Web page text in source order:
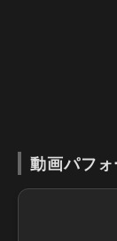
動画パフ